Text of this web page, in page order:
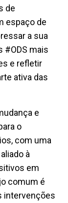
de
espaço de
a sua
#ODS mais
e refletir
ativa das
e
o
com uma
à
em
comum é
intervenções